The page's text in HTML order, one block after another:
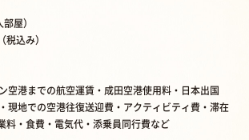
屋）
込み）
空港までの航空運賃・成田空港使用料・日本出国
現地での空港往復送迎費・アクティビティ費・滞在
料・食費・電気代・添乗員同行費など